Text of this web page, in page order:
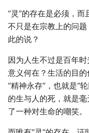
“灵”的存在是必须，而
不只是在宗教上的问
此的说？
因为人生不过是百年
意义何在？生活的目
“精神永存”，也就是“
的生与人的死，就是
了一种对生命的嘲笑。